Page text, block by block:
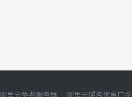
阿里云免费服务器 阿里云域名优惠口令